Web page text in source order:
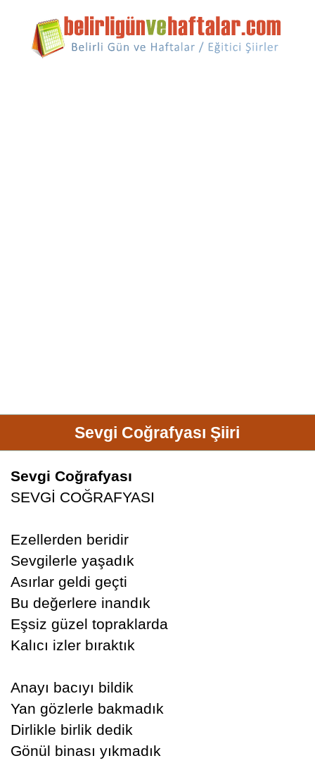
Sevgi Coğrafyası Şiiri
Sevgi Coğrafyası
SEVGİ COĞRAFYASI
Ezellerden beridir
Sevgilerle yaşadık
Asırlar geldi geçti
Bu değerlere inandık
Eşsiz güzel topraklarda
Kalıcı izler bıraktık
Anayı bacıyı bildik
Yan gözlerle bakmadık
Dirlikle birlik dedik
Gönül binası yıkmadık